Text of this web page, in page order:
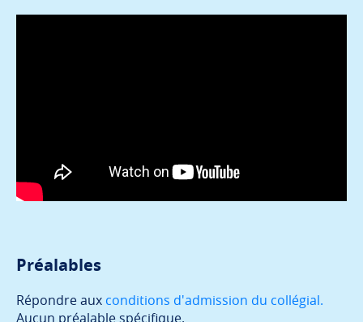
Préalables
Répondre aux conditions d'admission du collégial.
Aucun préalable spécifique.